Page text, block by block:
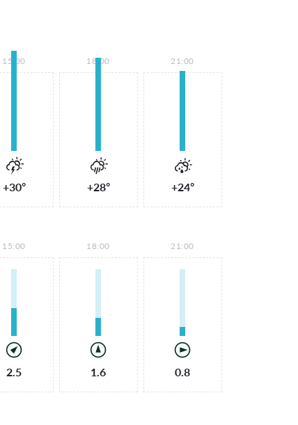
15:00
+30°
18:00
+28°
21:00
+24°
15:00
2.5
18:00
1.6
21:00
0.8